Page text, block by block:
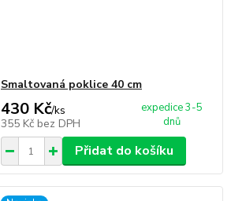
Smaltovaná poklice 40 cm
430 Kč/ks
355 Kč bez DPH
expedice 3-5
dnů
Přidat do košíku